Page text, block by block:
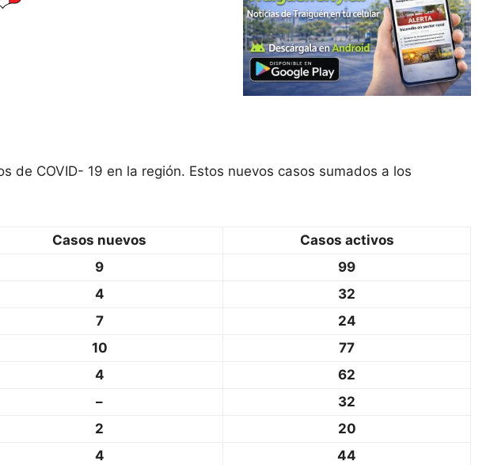
de COVID- 19 en la región. Estos nuevos casos sumados a los
Casos nuevos
Casos activos
9
99
4
32
7
24
10
77
4
62
–
32
2
20
4
44